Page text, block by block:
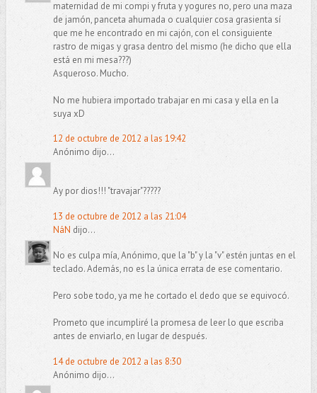
maternidad de mi compi y fruta y yogures no, pero una maza
de jamón, panceta ahumada o cualquier cosa grasienta sí
que me he encontrado en mi cajón, con el consiguiente
rastro de migas y grasa dentro del mismo (he dicho que ella
está en mi mesa???)
Asqueroso. Mucho.
No me hubiera importado trabajar en mi casa y ella en la
suya xD
12 de octubre de 2012 a las 19:42
Anónimo dijo...
Ay por dios!!! "travajar"?????
13 de octubre de 2012 a las 21:04
NáN dijo...
No es culpa mía, Anónimo, que la "b" y la "v" estén juntas en el
teclado. Además, no es la única errata de ese comentario.
Pero sobe todo, ya me he cortado el dedo que se equivocó.
Prometo que incumpliré la promesa de leer lo que escriba
antes de enviarlo, en lugar de después.
14 de octubre de 2012 a las 8:30
Anónimo dijo...